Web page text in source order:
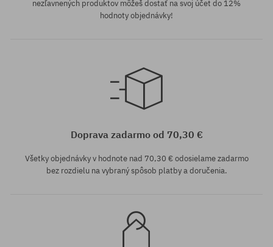
nezľavnených produktov môžeš dostať na svoj účet do 12%
hodnoty objednávky!
Doprava zadarmo od 70,30 €
Všetky objednávky v hodnote nad 70,30 € odosielame zadarmo
bez rozdielu na vybraný spôsob platby a doručenia.